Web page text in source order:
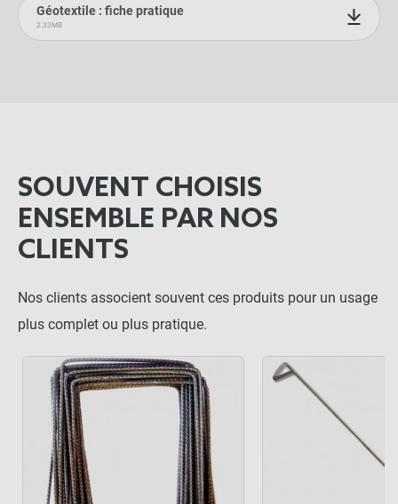
Géotextile : fiche pratique
2.33MB
SOUVENT CHOISIS
ENSEMBLE PAR NOS
CLIENTS
Nos clients associent souvent ces produits pour un usage
plus complet ou plus pratique.